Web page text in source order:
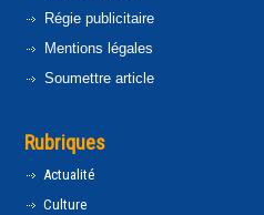
Régie publicitaire
Mentions légales
Soumettre article
Rubriques
Actualité
Culture